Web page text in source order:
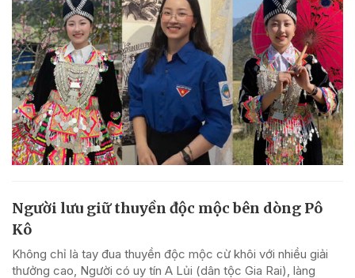
Người lưu giữ thuyền độc mộc bên dòng Pô
Kô
Không chỉ là tay đua thuyền độc mộc cừ khôi với nhiều giải
thưởng cao, Người có uy tín A Lủi (dân tộc Gia Rai), làng